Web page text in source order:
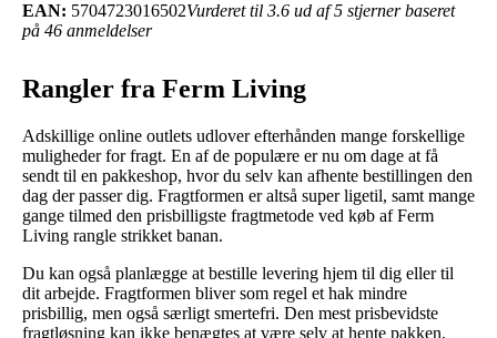
EAN: 5704723016502Vurderet til 3.6 ud af 5 stjerner baseret
på 46 anmeldelser
Rangler fra Ferm Living
Adskillige online outlets udlover efterhånden mange forskellige
muligheder for fragt. En af de populære er nu om dage at få
sendt til en pakkeshop, hvor du selv kan afhente bestillingen den
dag der passer dig. Fragtformen er altså super ligetil, samt mange
gange tilmed den prisbilligste fragtmetode ved køb af Ferm
Living rangle strikket banan.
Du kan også planlægge at bestille levering hjem til dig eller til
dit arbejde. Fragtformen bliver som regel et hak mindre
prisbillig, men også særligt smertefri. Den mest prisbevidste
fragtløsning kan ikke benægtes at være selv at hente pakken,